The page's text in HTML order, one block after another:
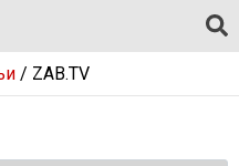
/ ZAB.TV